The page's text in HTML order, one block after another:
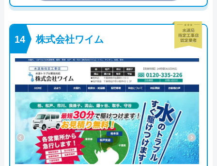
株式会社ワイム